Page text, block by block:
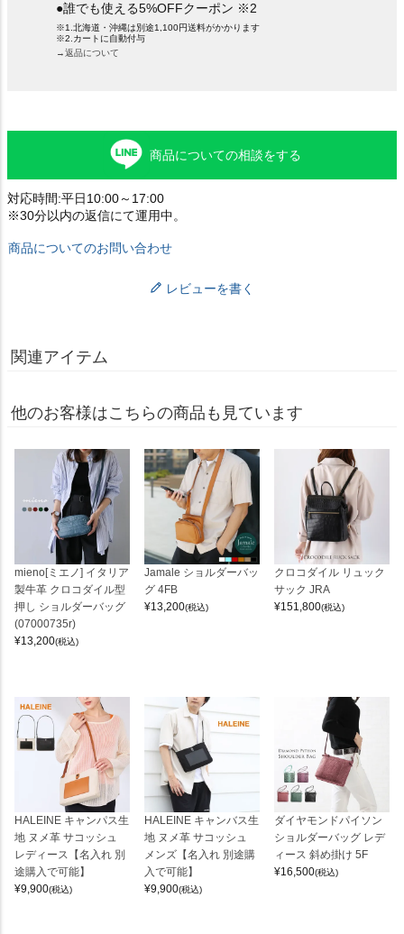
●誰でも使える5%OFFクーポン ※2
※1.北海道・沖縄は別途1,100円送料がかかります
※2.カートに自動付与
→返品について
商品についての相談をする
対応時間:平日10:00～17:00
※30分以内の返信にて運用中。
商品についてのお問い合わせ
レビューを書く
関連アイテム
他のお客様はこちらの商品も見ています
mieno[ミエノ] イタリア
製牛革 クロコダイル型
押し ショルダーバッグ
(07000735r)
¥13,200(税込)
Jamale ショルダーバッ
グ 4FB
¥13,200(税込)
クロコダイル リュック
サック JRA
¥151,800(税込)
HALEINE キャンパス生
地 ヌメ革 サコッシュ
レディース【名入れ 別
途購入で可能】
¥9,900(税込)
HALEINE キャンバス生
地 ヌメ革 サコッシュ
メンズ【名入れ 別途購
入で可能】
¥9,900(税込)
ダイヤモンドパイソン
ショルダーバッグ レデ
ィース 斜め掛け 5F
¥16,500(税込)